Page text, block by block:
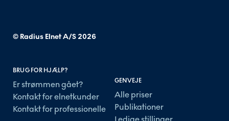
© Radius Elnet A/S 2026
BRUG FOR HJÆLP?
Er strømmen gået?
Kontakt for elnetkunder
Kontakt for professionelle
GENVEJE
Alle priser
Publikationer